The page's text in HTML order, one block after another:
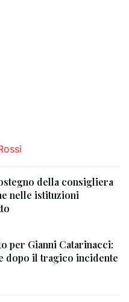
della consigliera
nelle istituzioni
per Gianni Catarinacci:
dopo il tragico incidente